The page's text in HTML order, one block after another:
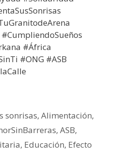
#África​​​
#ONG​​​ #ASB​​​
sonrisas,Alimentación,
, ASB,
, Educación, Efecto